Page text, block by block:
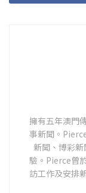
擁有五年澳門
事新聞。
新聞、博彩
驗。Pierce曾
訪工作及安排